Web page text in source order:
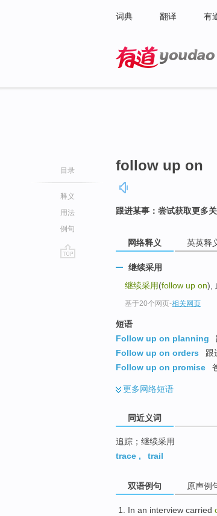
词典 翻译 有
目录
释义
用法
例句
follow up on
跟进某事：尝试获取更多
网络释义 英英释
继续采用
继续采用(follow up on),
基于20个网页-相关网页
短语
Follow up on planning
Follow up on orders
跟
Follow up on promise
更多网络短语
同近义词
追踪；继续采用
trace , trail
双语例句 原声例
In an interview carried